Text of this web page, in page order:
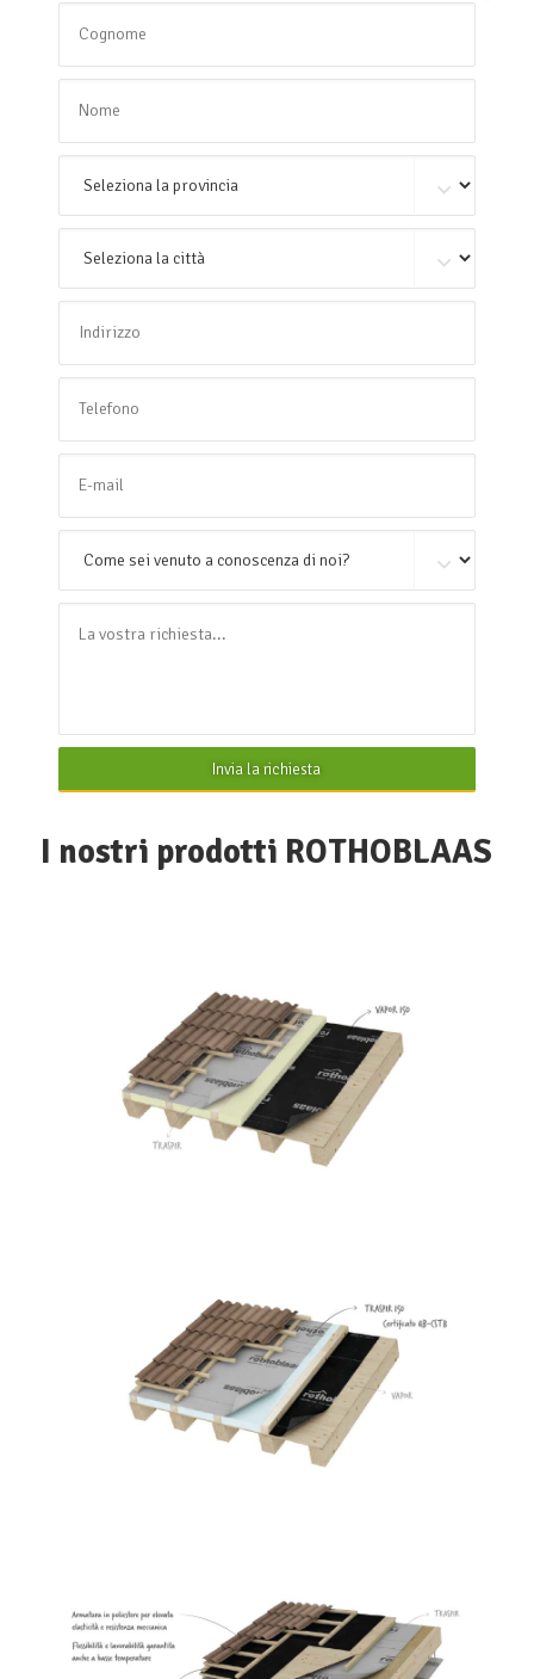
Invia la richiesta
I nostri prodotti ROTHOBLAAS
Vapor 140
ROTHOBLAAS
Traspir 150
ROTHOBLAAS
Bytum 400
ROTHOBLAAS